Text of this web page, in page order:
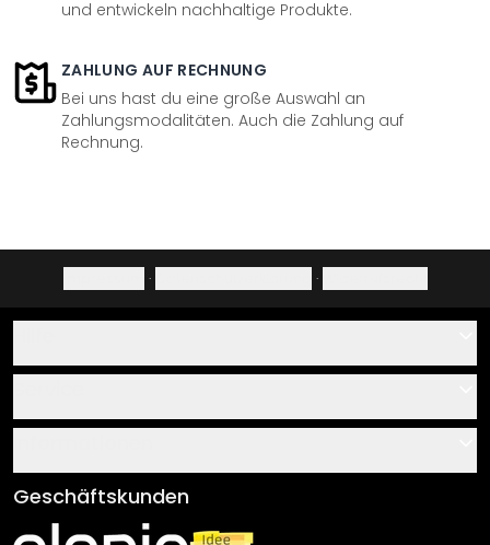
und entwickeln nachhaltige Produkte.
ZAHLUNG AUF RECHNUNG
Bei uns hast du eine große Auswahl an
Zahlungsmodalitäten. Auch die Zahlung auf
Rechnung.
· ·
Über uns
Klebe- und Montageanleitungen
AGB
Impressum
Geschäftskunden